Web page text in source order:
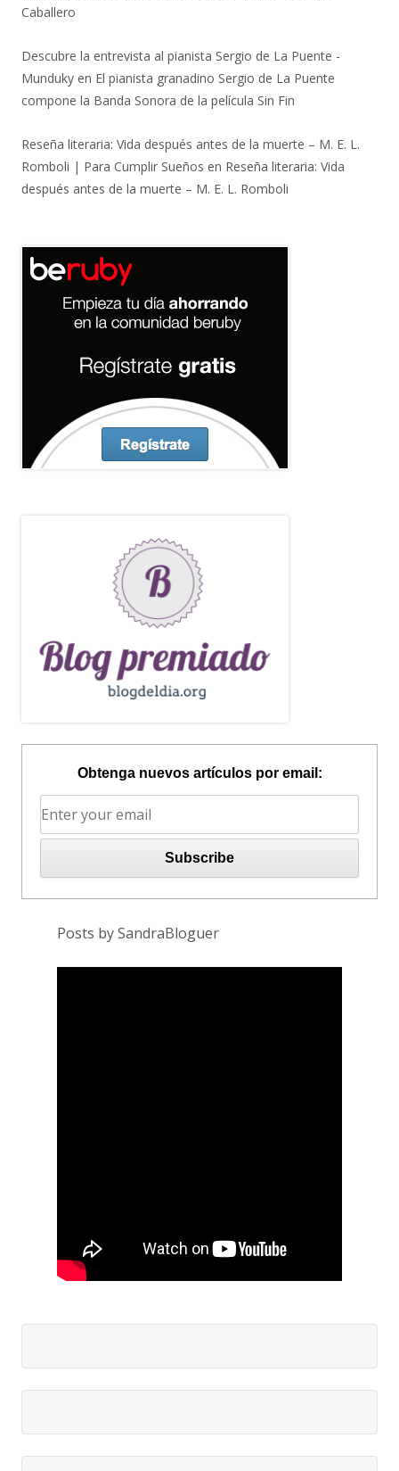
Caballero
Descubre la entrevista al pianista Sergio de La Puente -
Munduky en El pianista granadino Sergio de La Puente
compone la Banda Sonora de la película Sin Fin
Reseña literaria: Vida después antes de la muerte – M. E. L.
Romboli | Para Cumplir Sueños en Reseña literaria: Vida
después antes de la muerte – M. E. L. Romboli
Obtenga nuevos artículos por email:
Posts by SandraBloguer